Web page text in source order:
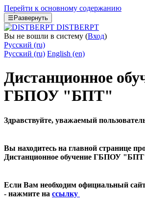
Перейти к основному содержанию
☰ Развернуть
DISTBERPT
Вы не вошли в систему (Вход)
Русский ‎(ru)‎
Русский ‎(ru)‎ English ‎(en)‎
Дистанционное
ГБПОУ "БПТ"
Здравствуйте, уважаемый
Вы находитесь на главной странице
Дистанционное обучение ГБПОУ
Если Вам необходим официальный
- нажмите на ссылку